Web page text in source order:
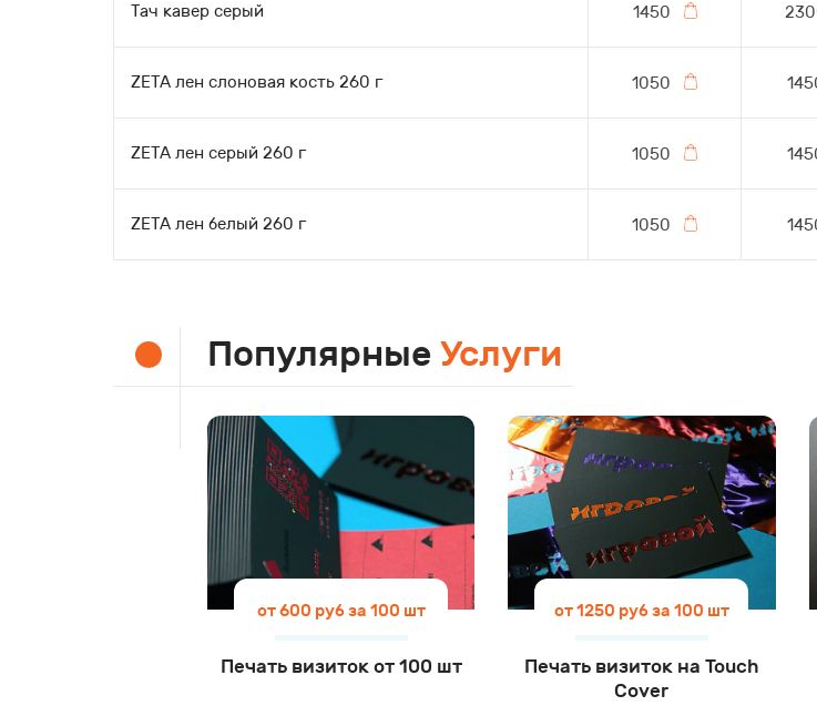
Тач кавер серый 1450
ZETA лен слоновая кость 260 г 1050
ZETA лен серый 260 г 1050
ZETA лен белый 260 г 1050
Популярные Услуги
от 600 руб за 100 шт
Печать визиток от 100 шт
от 1250 руб за 100 шт
Печать визиток на Touch
Cover